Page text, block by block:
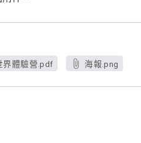
界體驗營.pdf 海報.png